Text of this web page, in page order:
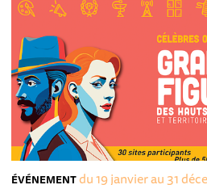
ÉVÉNEMENTdu 19 janvier au 31